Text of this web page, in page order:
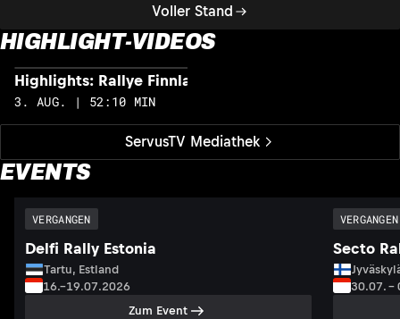
Voller Stand
HIGHLIGHT-VIDEOS
ServusTV Mediathek
Highlights: Rallye Finnland
3. AUG. | 52:10 MIN
EVENTS
VERGANGEN
Delfi Rally Estonia
Tartu, Estland
16.–19.07.2026
Zum Event
VERGANGEN
Secto
30.07. –